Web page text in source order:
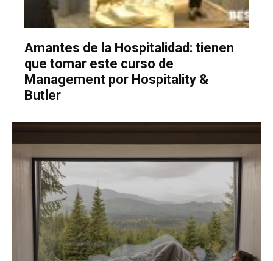
Amantes de la Hospitalidad: tienen
que tomar este curso de
Management por Hospitality &
Butler